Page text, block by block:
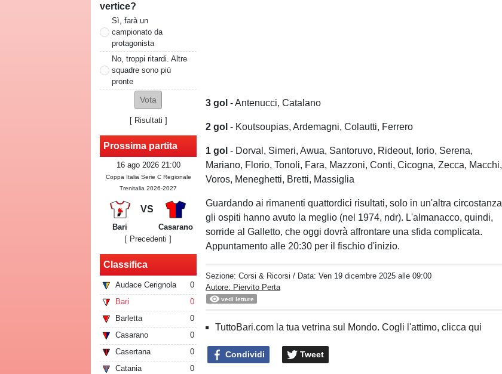
vertice?
Sì, farà un
campionato da
protagonista
No, troppi ritardi. Altre
squadre sono più
pronte
[ Risultati ]
Prossima partita
16 ago 2026 21:00
Coppa Italia Serie C Regionale
Trenitalia 2026-2027
VS
Bari
Casarano
[ Precedenti ]
Classifica
Audace Cerignola
0
Bari
0
Barletta
0
Casarano
0
Casertana
0
Catania
0
3 gol - Antenucci, Catalano
2gol - Koutsoupias, Ardemagni, Colautti, Ferrero
1 gol - Dorval, Simeri, Awua, Santoruvo, Rideout, Iorio, Serena,
Mariano, Florio, Tonoli, Fara, Mazzoni, Conti, Cicogna, Zecca, Macchi,
Voros, Meneghetti, Bretti, Massiglia
Guardando ai rimanenti quattordici risultati, solo in un'altra circostanza
gli ospiti hanno avuto la meglio (nel 1974, ndr). L'almanacco, quindi,
sorride al Galletto, che oggi dovrà affrontare una sfida complicata.
Appuntamento alle 20:30 per il fischio d'inizio.
Sezione:Corsi & Ricorsi / Data:Ven 19 dicembre 2025 alle 09:00
Autore: Piervito Perta
vedi letture
TuttoBari.com la tua vetrina sul Mondo. Cogli l'attimo, clicca qui
Condividi Tweet